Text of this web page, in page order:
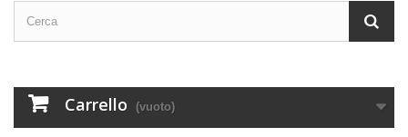
Carrello (vuoto)